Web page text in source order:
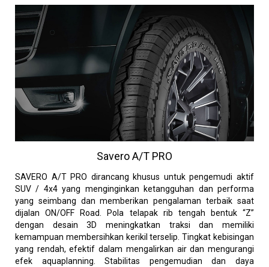
Savero A/T PRO
SAVERO A/T PRO dirancang khusus untuk pengemudi aktif
SUV / 4x4 yang menginginkan ketangguhan dan performa
yang seimbang dan memberikan pengalaman terbaik saat
dijalan ON/OFF Road. Pola telapak rib tengah bentuk “Z”
dengan desain 3D meningkatkan traksi dan memiliki
kemampuan membersihkan kerikil terselip. Tingkat kebisingan
yang rendah, efektif dalam mengalirkan air dan mengurangi
efek aquaplanning. Stabilitas pengemudian dan daya